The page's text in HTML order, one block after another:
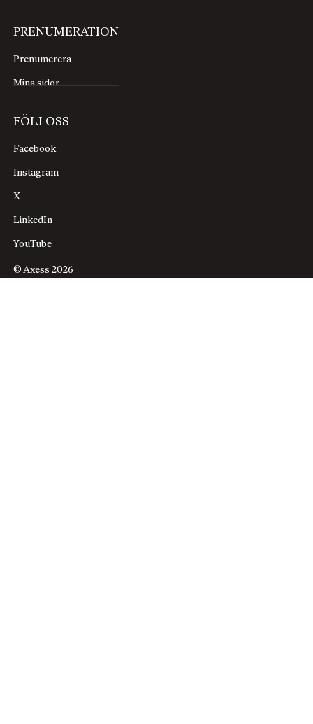
PRENUMERATION
Prenumerera
Mina sidor
FÖLJ OSS
Facebook
Instagram
X
LinkedIn
YouTube
© Axess 2026